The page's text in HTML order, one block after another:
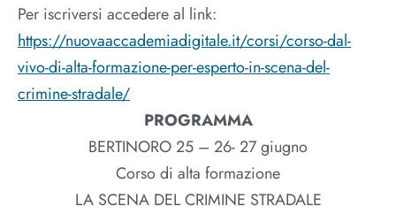
Per iscriversi accedere al link:
https://nuovaaccademiadigitale.it/corsi/corso-dal-
vivo-di-alta-formazione-per-esperto-in-scena-del-
crimine-stradale/
PROGRAMMA
BERTINORO 25 – 26- 27 giugno
Corso di alta formazione
LA SCENA DEL CRIMINE STRADALE